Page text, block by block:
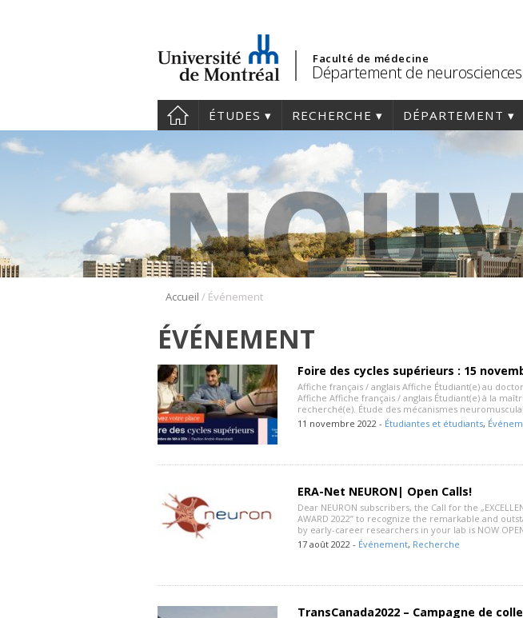
Faculté de médecine
Département de neurosciences
ÉTUDES RECHERCHE DÉPARTEMENT
Accueil / Événement
ÉVÉNEMENT
Foire des cycles supérieurs : 15
Affiche français / anglais Affiche Étudiant(e) au
Affiche Affiche français / anglais Étudiant(e) à la
recherché(e). Étude des mécanismes
11 novembre 2022 - Étudiantes et étudiants,
ERA-Net NEURON| Open Calls!
Dear NEURON subscribers, the Call for the
AWARD 2022” to recognize the remarkable and
by early-career researchers in your lab is NOW
17 août 2022 - Événement, Recherche
TransCanada2022 – Campagne de